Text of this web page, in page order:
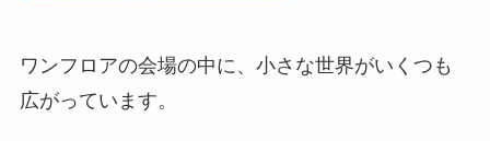
ワンフロアの会場の中に、小さな世界がいくつも
広がっています。